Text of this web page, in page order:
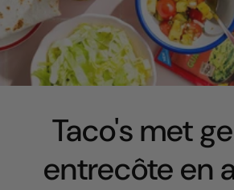
Taco's met
entrecôte en